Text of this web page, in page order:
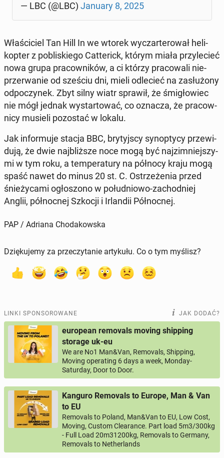
— LBC (@LBC) January 8, 2025
Wła­ści­ciel Tan Hill In we wtorek wy­czar­te­ro­wał he­li­
kop­ter z po­bli­skie­go Cat­te­rick, którym miała przy­le­cieć
nowa grupa pra­cow­ni­ków, a ci którzy pra­co­wa­li nie­
prze­rwa­nie od sześciu dni, mieli od­le­cieć na za­słu­żo­ny
od­po­czy­nek. Zbyt silny wiatr sprawił, że śmi­gło­wiec
nie mógł jednak wy­star­to­wać, co oznacza, że pra­cow­
ni­cy musieli po­zo­stać w lokalu.
Jak in­for­mu­je stacja BBC, bry­tyj­scy syn­op­ty­cy prze­wi­
du­ją, że dwie naj­bliż­sze noce mogą być naj­zim­niej­szy­
mi w tym roku, a tem­pe­ra­tu­ry na północy kraju mogą
spaść nawet do minus 20 st. C. Ostrze­że­nia przed
śnie­ży­ca­mi ogło­szo­no w po­łu­dnio­wo-za­chod­niej
Anglii, pół­noc­nej Szkocji i Ir­lan­dii Pół­noc­nej.
PAP / Adriana Chodakowska
Dziękujemy za przeczytanie artykułu. Co o tym myślisz?
LINKI SPONSOROWANE JAK DODAĆ?
european removals moving shipping
storage uk-eu
We are No1 Man&Van, Removals, Shipping,
Moving operating 6 days a week, Monday-
Saturday, Door to Door.
Kanguro Removals to Europe, Man & Van
to EU
Removals to Poland, Man&Van to EU, Low Cost,
Moving, Custom Clearance. Part load 5m3/300kg
- Full Load 20m31200kg, Removals to Germany,
Removals to Netherlands